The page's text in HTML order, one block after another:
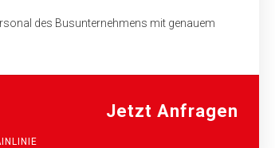
des Busunternehmens mit genauem
Jetzt Anfragen